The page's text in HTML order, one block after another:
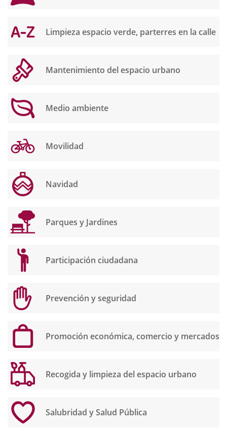
Limpieza espacio verde, parterres en la calle
Mantenimiento del espacio urbano
Medio ambiente
Movilidad
Navidad
Parques y Jardines
Participación ciudadana
Prevención y seguridad
Promoción económica, comercio y mercados
Recogida y limpieza del espacio urbano
Salubridad y Salud Pública